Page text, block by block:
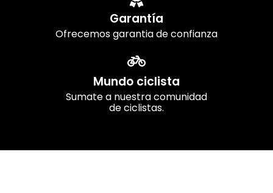
Garantía
Ofrecemos garantia de confianza
Mundo ciclista
Sumate a nuestra comunidad
de ciclistas.